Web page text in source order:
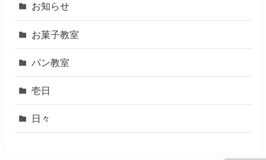
お知らせ
お菓子教室
パン教室
壱日
日々